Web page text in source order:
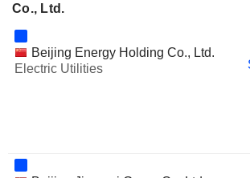
Co., Ltd.
Beijing Energy Holding Co., Ltd.
Electric Utilities